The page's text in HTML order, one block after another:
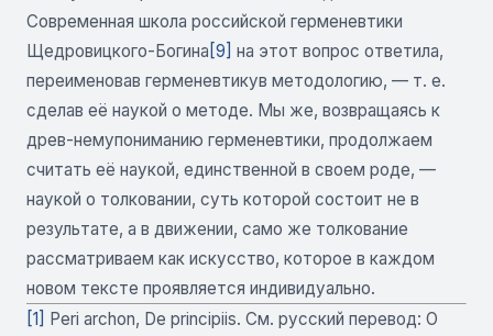
Современная школа российской герменевтики
Щедровицкого-Богина [9] на этот вопрос ответила,
переименовав герменевтикув методологию, — т. е.
сделав её наукой о методе. Мы же, возвращаясь к
древ-немупониманию герменевтики, продолжаем
считать её наукой, единственной в своем роде, —
наукой о толковании, суть которой состоит не в
результате, а в движении, само же толкование
рассматриваем как искусство, которое в каждом
новом тексте проявляется индивидуально.
[1] Peri archon, De principiis. См. русский перевод: О